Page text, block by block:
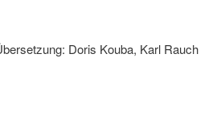
Doris Kouba, Karl Rauch